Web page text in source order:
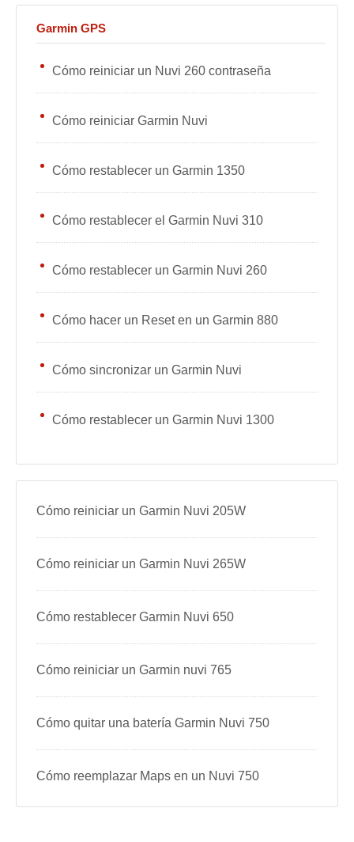
Garmin GPS
Cómo reiniciar un Nuvi 260 contraseña
Cómo reiniciar Garmin Nuvi
Cómo restablecer un Garmin 1350
Cómo restablecer el Garmin Nuvi 310
Cómo restablecer un Garmin Nuvi 260
Cómo hacer un Reset en un Garmin 880
Cómo sincronizar un Garmin Nuvi
Cómo restablecer un Garmin Nuvi 1300
Cómo reiniciar un Garmin Nuvi 205W
Cómo reiniciar un Garmin Nuvi 265W
Cómo restablecer Garmin Nuvi 650
Cómo reiniciar un Garmin nuvi 765
Cómo quitar una batería Garmin Nuvi 750
Cómo reemplazar Maps en un Nuvi 750